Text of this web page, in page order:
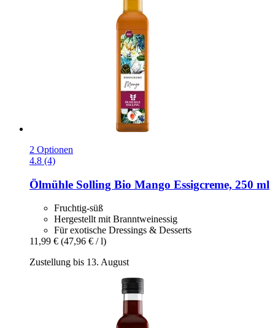
2 Optionen
4.8 (4)
Ölmühle Solling Bio Mango Essigcreme, 250 ml
Fruchtig-süß
Hergestellt mit Branntweinessig
Für exotische Dressings & Desserts
11,99 € (47,96 € / l)
Zustellung bis 13. August